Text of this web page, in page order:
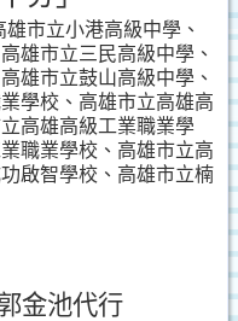
市立小港高級中學、
雄市立三民高級中學、
雄市立鼓山高級中學、
學校、高雄市立高雄高
高雄高級工業職業學
職業學校、高雄市立高
啟智學校、高雄市立楠
金池代行